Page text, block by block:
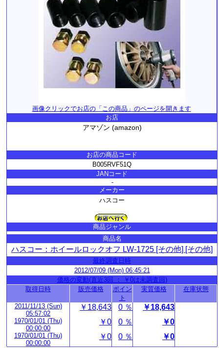
画像クリックでお店の「この商品」のページを開きます
お店
アマゾン (amazon)
お店の商品コード
B005RVF51Q
JANコード
-
メーカー
ハスコー
商品ジャンル
商品名
ハスコー：ホイールロックオフ LW-1725 [その他] [その他]
最終調査日時
2012/07/09 (Mon) 06:45:21
価格の変動(直近3回 ： ￥0は未調査回)
取得日時
販売価格
ポイン
ト
実質価格 在庫状態
2011/11/13 (Sun)
05:57:02
￥18,643 0 ％ ￥18,643
1970/01/01 (Thu)
00:00:00
￥0 0 ％ ￥0
1970/01/01 (Thu)
00:00:00
￥0 0 ％ ￥0